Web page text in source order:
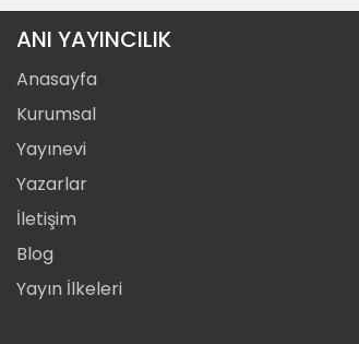
ANI YAYINCILIK
Anasayfa
Kurumsal
Yayınevi
Yazarlar
İletişim
Blog
Yayın İlkeleri